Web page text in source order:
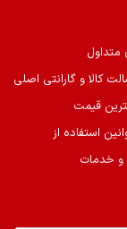
کالا و گارانتی اصلی
قیمت
استفاده از
خدمات